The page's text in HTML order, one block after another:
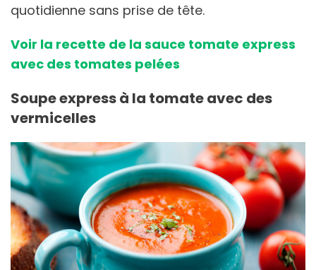
quotidienne sans prise de tête.
Voir la recette de la sauce tomate express
avec des tomates pelées
Soupe express à la tomate avec des
vermicelles